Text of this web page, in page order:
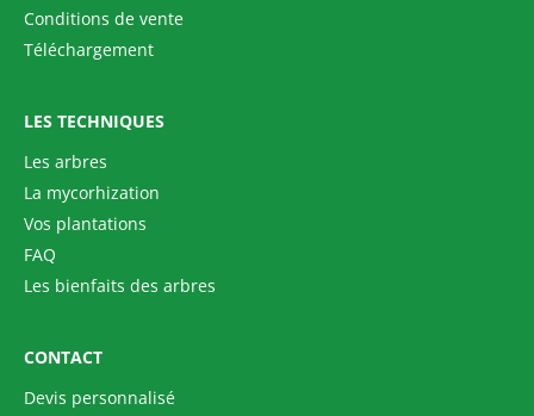
Conditions de vente
Téléchargement
LES TECHNIQUES
Les arbres
La mycorhization
Vos plantations
FAQ
Les bienfaits des arbres
CONTACT
Devis personnalisé